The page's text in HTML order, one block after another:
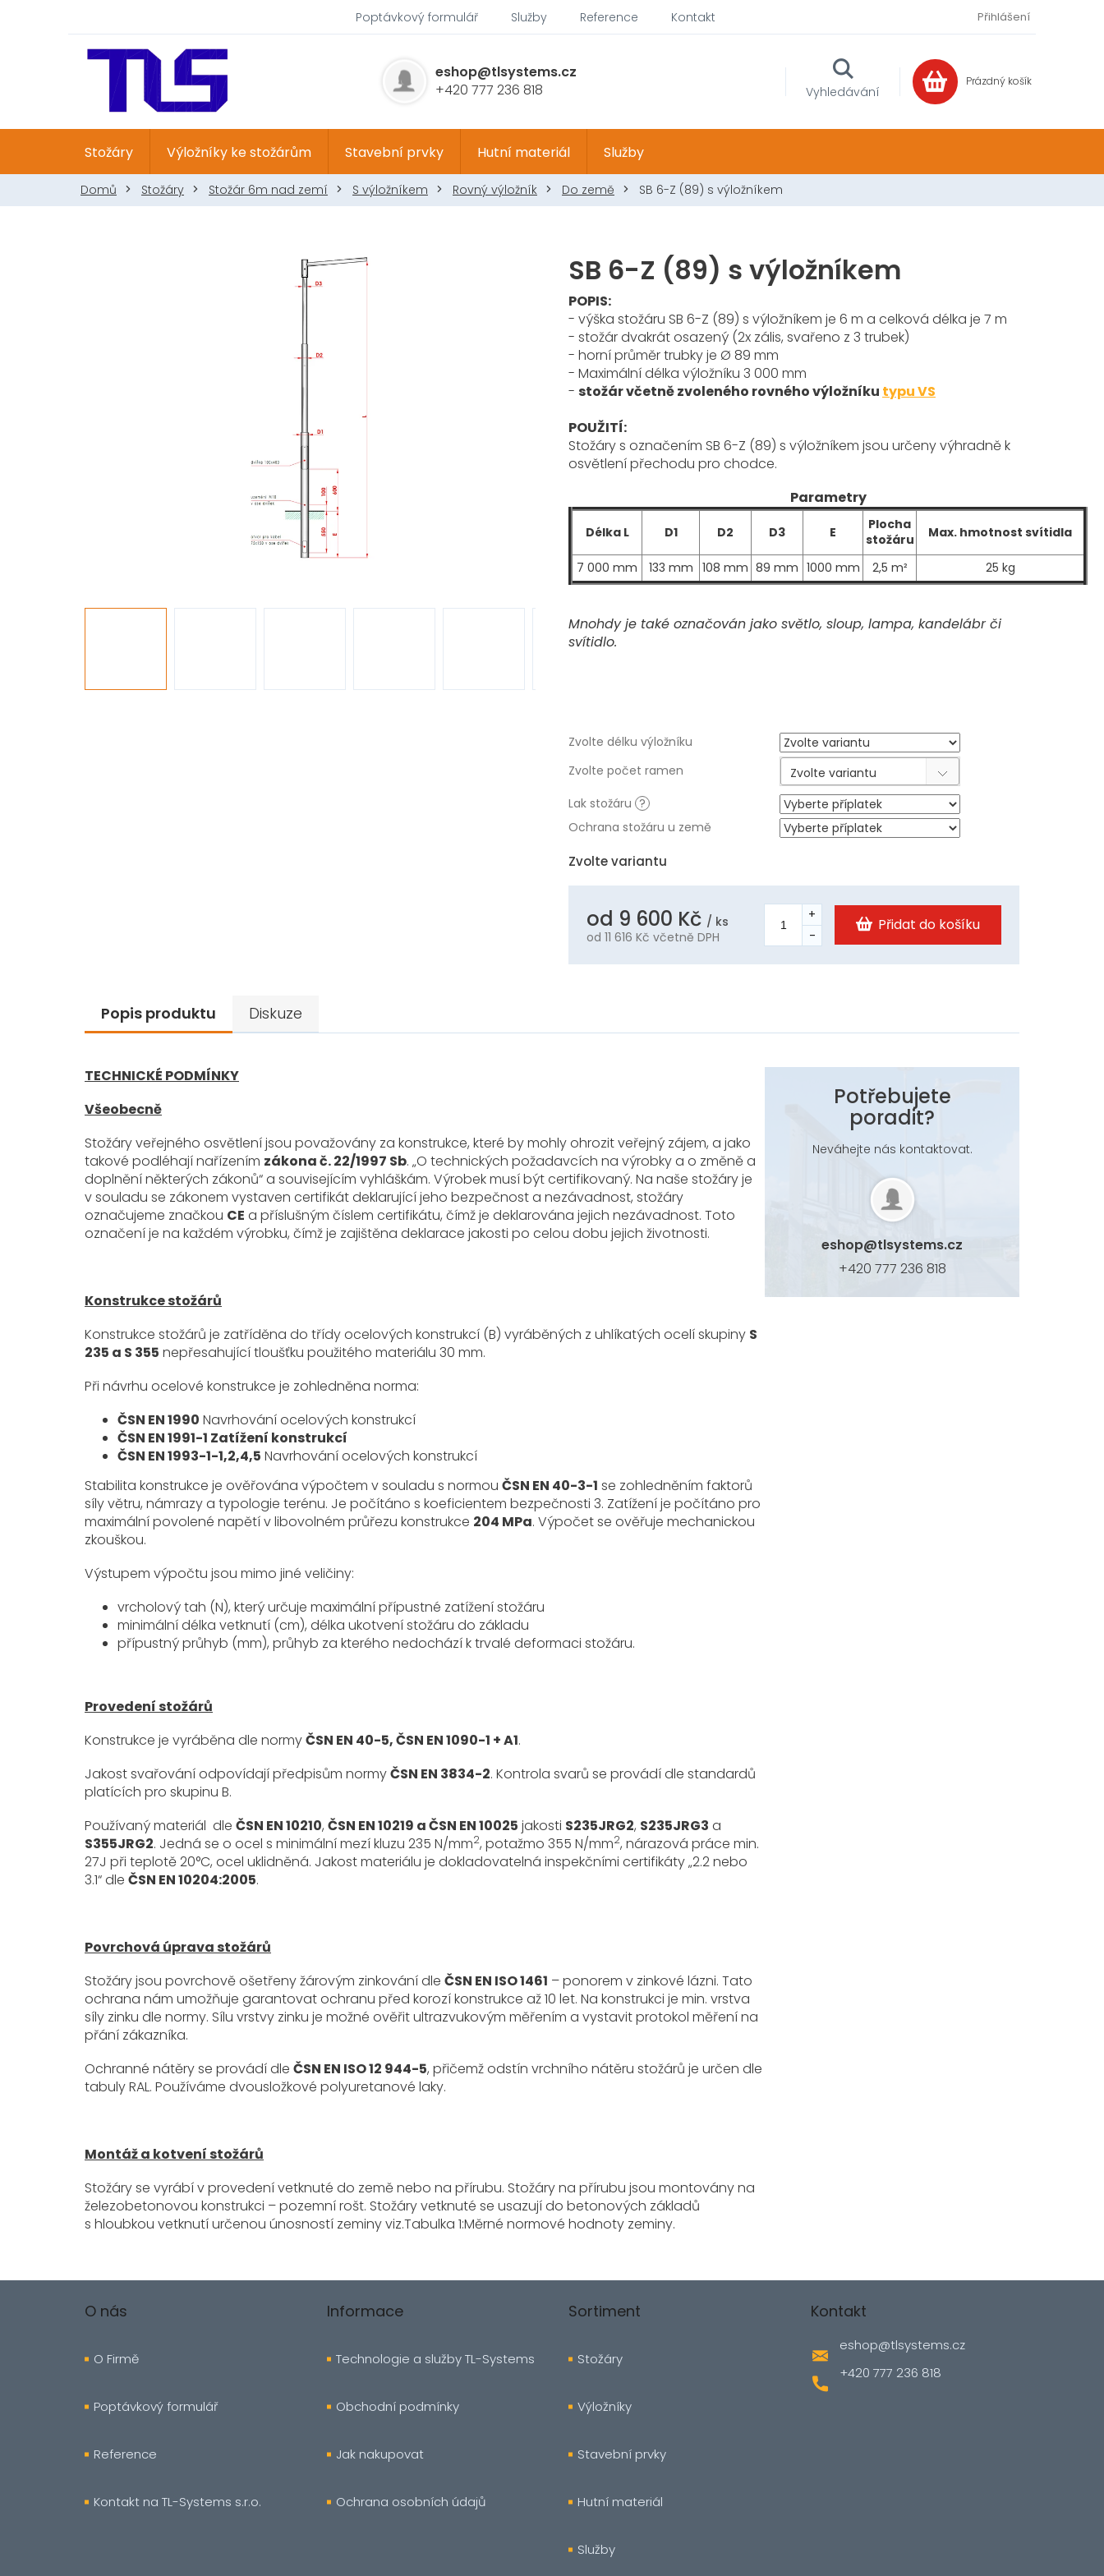
Poptávkový formulář Služby Reference Kontakt Přihlášení
NÁKUPNÍ
KOŠÍK
Prázdný košík
Vyhledávání
+420 777 236 818
eshop@tlsystems.cz
Stožáry Výložníky ke stožárům Stavební prvky Hutní materiál Služby
Domů Stožáry Stožár 6m nad zemí S výložníkem Rovný výložník Do země SB 6-Z (89) s výložníkem
Zvolte variantu
Zvolte délku výložníku
Zvolte počet ramen
Zvolte variantu
Lak stožáru ?
Ochrana stožáru u země
POPIS:
- výška stožáru SB 6-Z (89) s výložníkem je 6 m a celková délka je 7 m
- stožár dvakrát osazený (2x zális, svařeno z 3 trubek)
- horní průměr trubky je Ø 89 mm
- Maximální délka výložníku 3 000 mm
- stožár včetně zvoleného rovného výložníku typu VS
POUŽITÍ:
Stožáry s označením SB 6-Z (89) s výložníkem jsou určeny výhradně k
osvětlení přechodu pro chodce.
Parametry
Délka L D1 D2 D3 E
Plocha
stožáru
Max. hmotnost svítidla
7 000 mm 133 mm 108 mm 89 mm 1000 mm 2,5 m² 25 kg
Mnohdy je také označován jako světlo, sloup, lampa, kandelábr či
svítidlo.
od 9 600 Kč / ks
od 11 616 Kč včetně DPH
cena:
Přidat do košíku
SB 6-Z (89) s výložníkem
Popis produktu Diskuze
TECHNICKÉ PODMÍNKY
Všeobecně
Stožáry veřejného osvětlení jsou považovány za konstrukce, které by mohly ohrozit veřejný zájem, a jako
takové podléhají nařízením zákona č. 22/1997 Sb. „O technických požadavcích na výrobky a o změně a
doplnění některých zákonů“ a souvisejícím vyhláškám. Výrobek musí být certifikovaný. Na naše stožáry je
v souladu se zákonem vystaven certifikát deklarující jeho bezpečnost a nezávadnost, stožáry
označujeme značkou CE a příslušným číslem certifikátu, čímž je deklarována jejich nezávadnost. Toto
označení je na každém výrobku, čímž je zajištěna deklarace jakosti po celou dobu jejich životnosti.
Konstrukce stožárů
Konstrukce stožárů je zatříděna do třídy ocelových konstrukcí (B) vyráběných z uhlíkatých ocelí skupiny S
235 a S 355 nepřesahující tloušťku použitého materiálu 30 mm.
Při návrhu ocelové konstrukce je zohledněna norma:
ČSN EN 1990 Navrhování ocelových konstrukcí
ČSN EN 1991-1 Zatížení konstrukcí
ČSN EN 1993-1-1,2,4,5 Navrhování ocelových konstrukcí
Stabilita konstrukce je ověřována výpočtem v souladu s normou ČSN EN 40-3-1 se zohledněním faktorů
síly větru, námrazy a typologie terénu. Je počítáno s koeficientem bezpečnosti 3. Zatížení je počítáno pro
maximální povolené napětí v libovolném průřezu konstrukce 204 MPa. Výpočet se ověřuje mechanickou
zkouškou.
Výstupem výpočtu jsou mimo jiné veličiny:
vrcholový tah (N), který určuje maximální přípustné zatížení stožáru
minimální délka vetknutí (cm), délka ukotvení stožáru do základu
přípustný průhyb (mm), průhyb za kterého nedochází k trvalé deformaci stožáru.
Provedení stožárů
Konstrukce je vyráběna dle normyČSN EN 40-5, ČSN EN 1090-1 + A1.
Jakost svařování odpovídají předpisům normyČSN EN 3834-2. Kontrola svarů se provádí dle standardů
platících pro skupinu B.
Používaný materiál dle ČSN EN 10210, ČSN EN 10219 a ČSN EN 10025 jakosti S235JRG2, S235JRG3 a
S355JRG2. Jedná se o ocel s minimální mezí kluzu 235 N/mm2, potažmo 355 N/mm2, nárazová práce min.
27J při teplotě 20°C, ocel uklidněná. Jakost materiálu je dokladovatelná inspekčními certifikáty „2.2 nebo
3.1“ dle ČSN EN 10204:2005.
Povrchová úprava stožárů
Stožáry jsou povrchově ošetřeny žárovým zinkování dle ČSN EN ISO 1461 – ponorem v zinkové lázni. Tato
ochrana nám umožňuje garantovat ochranu před korozí konstrukce až 10 let. Na konstrukci je min. vrstva
síly zinku dle normy. Sílu vrstvy zinku je možné ověřit ultrazvukovým měřením a vystavit protokol měření na
přání zákazníka.
Ochranné nátěry se provádí dle ČSN EN ISO 12 944-5, přičemž odstín vrchního nátěru stožárů je určen dle
tabuly RAL. Používáme dvousložkové polyuretanové laky.
Montáž a kotvení stožárů
Stožáry se vyrábí v provedení vetknuté do země nebo na přírubu. Stožáry na přírubu jsou montovány na
železobetonovou konstrukci – pozemní rošt. Stožáry vetknuté se usazují do betonových základů
s hloubkou vetknutí určenou únosností zeminy viz.Tabulka 1:Měrné normové hodnoty zeminy.
Potřebujete
poradit?
Neváhejte nás kontaktovat.
eshop@tlsystems.cz
+420 777 236 818
O nás
O Firmě
Poptávkový formulář
Reference
Kontakt na TL-Systems s.r.o.
Informace
Technologie a služby TL-Systems
Obchodní podmínky
Jak nakupovat
Ochrana osobních údajů
Sortiment
Stožáry
Výložníky
Stavební prvky
Hutní materiál
Služby
Kontakt
eshop@tlsystems.cz
+420 777 236 818